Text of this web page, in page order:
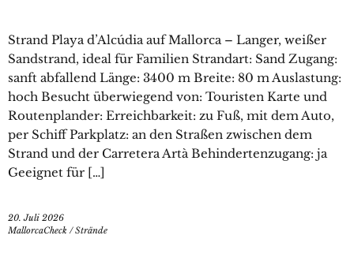
Strand Playa d’Alcúdia auf Mallorca – Langer, weißer
Sandstrand, ideal für Familien Strandart: Sand Zugang:
sanft abfallend Länge: 3400 m Breite: 80 m Auslastung:
hoch Besucht überwiegend von: Touristen Karte und
Routenplander: Erreichbarkeit: zu Fuß, mit dem Auto,
per Schiff Parkplatz: an den Straßen zwischen dem
Strand und der Carretera Artà Behindertenzugang: ja
Geeignet für […]
20. Juli 2026
MallorcaCheck /Strände